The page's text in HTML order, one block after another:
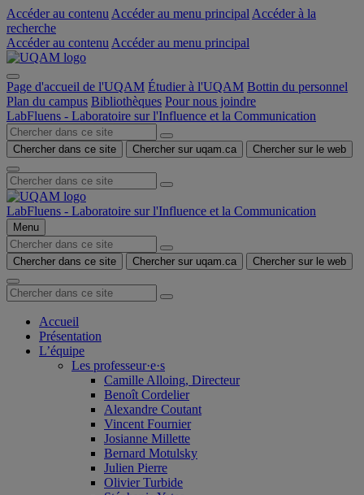
Accéder au contenu Accéder au menu principal Accéder à la
recherche
Accéder au contenu Accéder au menu principal
Page d'accueil de l'UQAM Étudier à l'UQAM Bottin du personnel
Plan du campus Bibliothèques Pour nous joindre
LabFluens - Laboratoire sur l'Influence et la Communication
Chercher dans ce site Chercher sur uqam.ca Chercher sur le web
LabFluens - Laboratoire sur l'Influence et la Communication
Menu
Chercher dans ce site Chercher sur uqam.ca Chercher sur le web
Accueil
Présentation
L’équipe
Les professeur·e·s
Camille Alloing, Directeur
Benoît Cordelier
Alexandre Coutant
Vincent Fournier
Josianne Millette
Bernard Motulsky
Julien Pierre
Olivier Turbide